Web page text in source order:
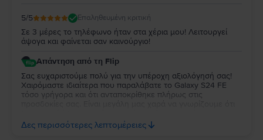
5/5 Επαληθευμένη κριτική
Σε 3 μέρες το τηλέφωνο ήταν στα χέρια μου! Λειτουργεί
άψογα και φαίνεται σαν καινούργιο!
Απάντηση από τη Flip
Σας ευχαριστούμε πολύ για την υπέροχη αξιολόγησή σας!
Χαιρόμαστε ιδιαίτερα που παραλάβατε το Galaxy S24 FE
τόσο γρήγορα και ότι ανταποκρίθηκε πλήρως στις
απόλυτα ικανοποιημένη. Σας ευχαριστούμε για την
εμπιστοσύνη σας και σας ευχόμαστε να χαρείτε τη νέα σας
Δες περισσότερες λεπτομέρειες